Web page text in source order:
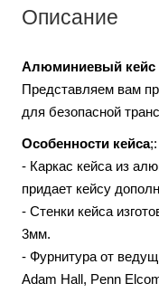
Описание
Алюминиевый кейс
Представляем вам
для безопасной
Особенности кейса;:
- Каркас кейса из
придает кейсу
- Стенки кейса
3мм.
- Фурнитура от
Adam Hall, Penn